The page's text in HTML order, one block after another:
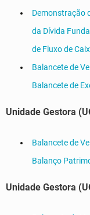
Demonstração
da Dívida
de Fluxo de
Balancete de
Balancete de
Unidade Gestora
Balancete de
Balanço
Unidade Gestora